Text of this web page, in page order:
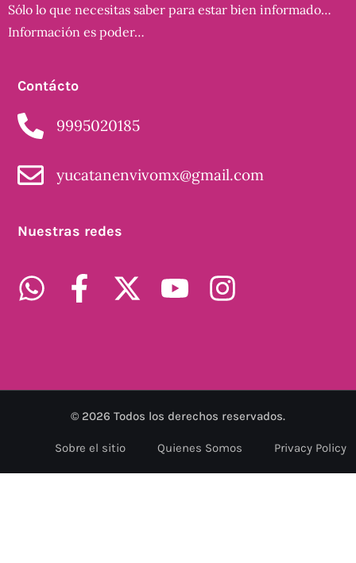
Sólo lo que necesitas saber para estar bien informado…
Información es poder…
Contácto
9995020185
yucatanenvivomx@gmail.com
Nuestras redes
© 2026 Todos los derechos reservados.
Sobre el sitio Quienes Somos Privacy Policy